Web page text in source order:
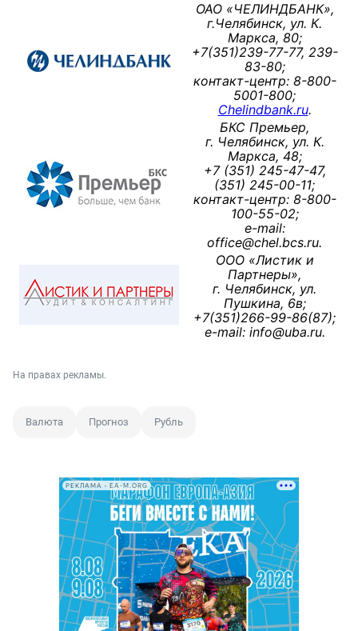
ОАО «ЧЕЛИНДБАНК»,
г.Челябинск, ул. К.
Маркса, 80;
+7(351)239-77-77, 239-
83-80;
контакт-центр: 8-800-
5001-800;
Сhelindbank.ru.
БКС Премьер,
г. Челябинск, ул. К.
Маркса, 48;
+7 (351) 245-47-47,
(351) 245-00-11;
контакт-центр: 8-800-
100-55-02;
e-mail:
office@chel.bcs.ru.
ООО «Листик и
Партнеры»,
г. Челябинск, ул.
Пушкина, 6в;
+7(351)266-99-86(87);
e-mail: info@uba.ru.
На правах рекламы.
Валюта Прогноз Рубль
РЕКЛАМА • EA-M.ORG